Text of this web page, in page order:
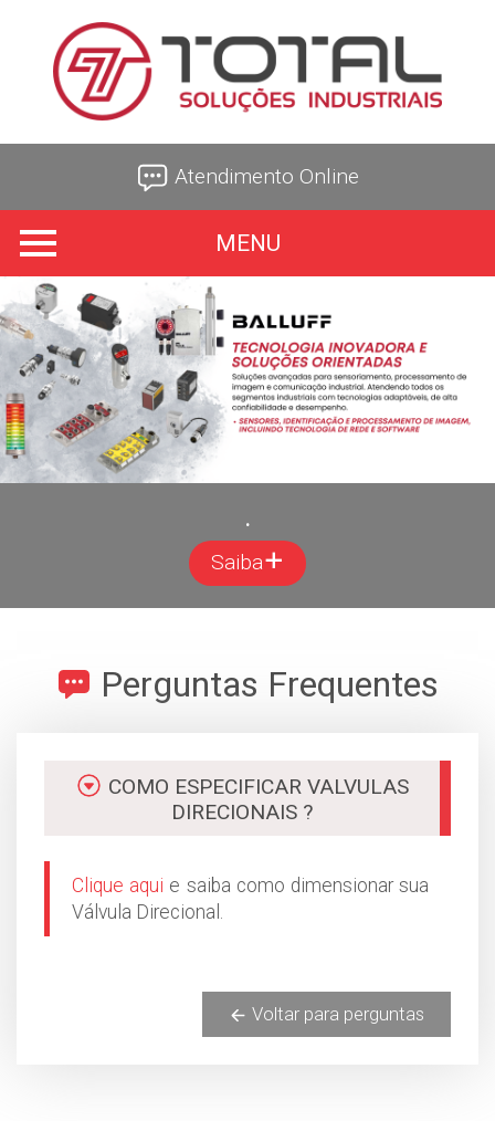
Atendimento Online
MENU
.
Saiba
Perguntas Frequentes
COMO ESPECIFICAR VALVULAS
DIRECIONAIS ?
Clique aqui e saiba como dimensionar sua
Válvula Direcional.
Voltar para perguntas